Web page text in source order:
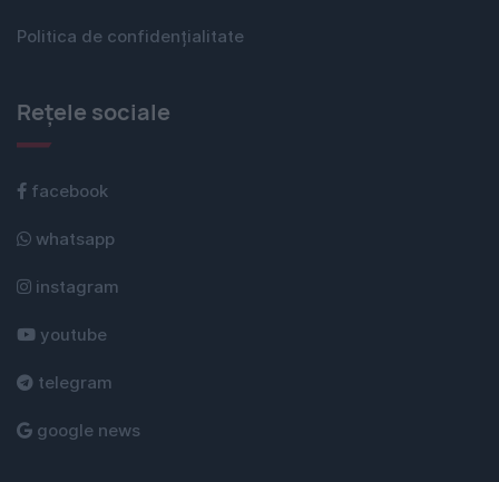
Politica de confidențialitate
Rețele sociale
facebook
whatsapp
instagram
youtube
telegram
google news